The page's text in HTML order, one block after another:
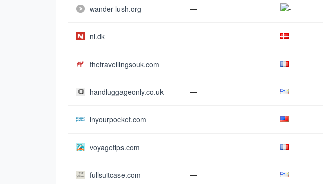
wander-lush.org —
ni.dk —
thetravellingsouk.com —
handluggageonly.co.uk —
inyourpocket.com —
voyagetips.com —
fullsuitcase.com —